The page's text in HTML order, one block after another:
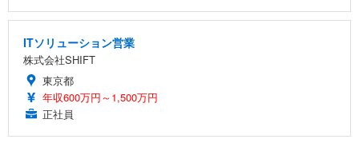
ITソリューション営業
株式会社SHIFT
東京都
年収600万円～1,500万円
正社員